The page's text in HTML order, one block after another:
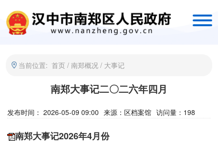
当前位置: 首页 / 南郑概况 / 大事记
南郑大事记二〇二六年四月
发布时间： 2026-05-09 09:00 来源： 区档案馆 访问量： 198
南郑大事记2026年4月份